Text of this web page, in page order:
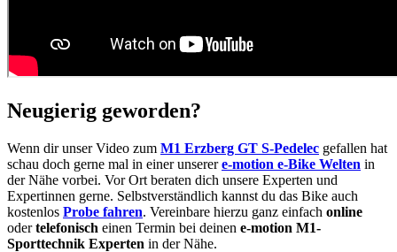
Neugierig geworden?
Wenn dir unser Video zum M1 Erzberg GT S-Pedelec gefallen hat
schau doch gerne mal in einer unserere-motion e-Bike Welten in
der Nähe vorbei. Vor Ort beraten dich unsere Experten und
Expertinnen gerne. Selbstverständlich kannst du das Bike auch
kostenlos Probe fahren. Vereinbare hierzu ganz einfach online
odertelefonisch einen Termin bei deinen e-motion M1-
Sporttechnik Experten in der Nähe.